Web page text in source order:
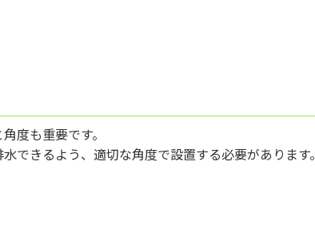
度も重要です。
できるよう、適切な角度で設置する必要があります。